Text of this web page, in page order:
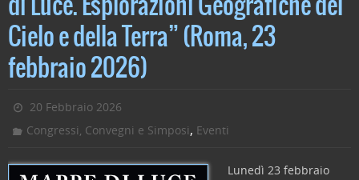
b
o
o
k
dI
n
vi
di
di Luce. Esplorazioni Geografiche del
Cielo e della Terra” (Roma, 23
febbraio 2026)
20 Febbraio 2026
Congressi, Convegni e Simposi, Eventi
Lunedì 23 febbraio